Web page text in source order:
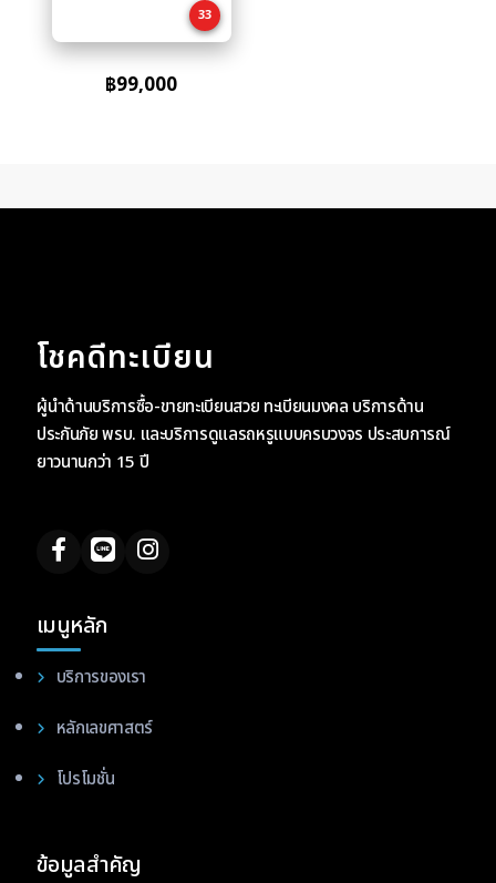
33
฿99,000
โชคดีทะเบียน
ผู้นำด้านบริการซื้อ-ขายทะเบียนสวย ทะเบียนมงคล บริการด้าน
ประกันภัย พรบ. และบริการดูแลรถหรูแบบครบวงจร ประสบการณ์
ยาวนานกว่า 15 ปี
เมนูหลัก
บริการของเรา
หลักเลขศาสตร์
โปรโมชั่น
ข้อมูลสำคัญ